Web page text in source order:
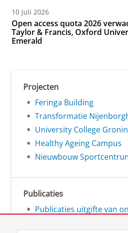
10 juli 2026
Open access quota 2026
Taylor & Francis, Oxford
Emerald
Projecten
Feringa Building
Transformatie
University College
Healthy Ageing Campus
Nieuwbouw
Publicaties
Publicaties uitgifte van